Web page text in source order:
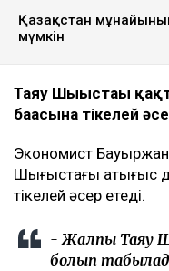
Қазақстан
мүмкін
Таяу Шығыстағы
бағасына тікелей
Экономист Бауыржан
Шығыстағы қақтығыс
тікелей әсер етеді.
- Жалпы Таяу
болып